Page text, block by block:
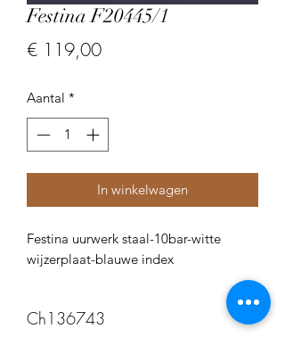
Festina F20445/1
€ 119,00Prijs
Aantal *
In winkelwagen
Festina uurwerk staal-10bar-witte
wijzerplaat-blauwe index
Ch136743